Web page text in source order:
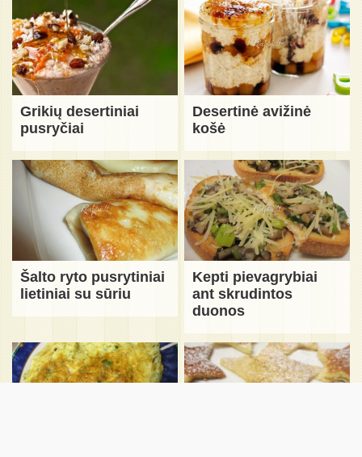
Grikių desertiniai
pusryčiai
Desertinė avižinė
košė
Šalto ryto pusrytiniai
lietiniai su sūriu
Kepti pievagrybiai
ant skrudintos
duonos